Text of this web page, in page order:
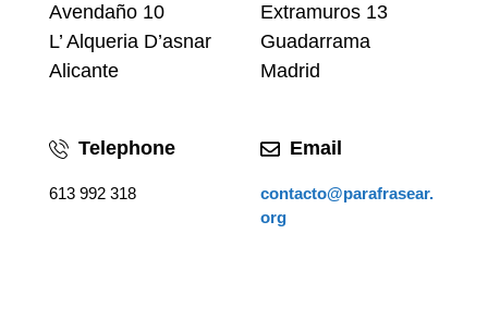
Avendaño 10
L’ Alqueria D’asnar
Alicante
Extramuros 13
Guadarrama
Madrid
Telephone
613 992 318
Email
contacto@parafrasear.
org